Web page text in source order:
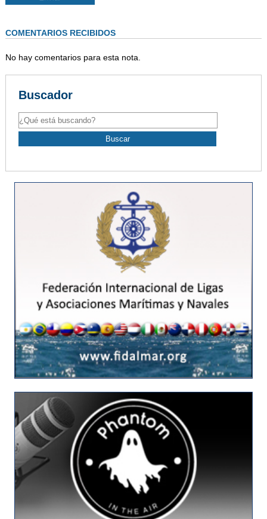
COMENTARIOS RECIBIDOS
No hay comentarios para esta nota.
Buscador